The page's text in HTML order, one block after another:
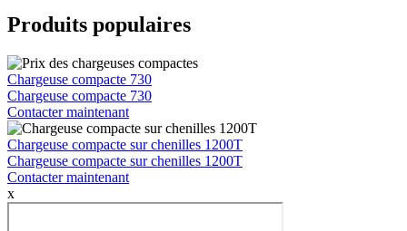
Produits populaires
Chargeuse compacte 730
Chargeuse compacte 730
Contacter maintenant
Chargeuse compacte sur chenilles 1200T
Chargeuse compacte sur chenilles 1200T
Contacter maintenant
x